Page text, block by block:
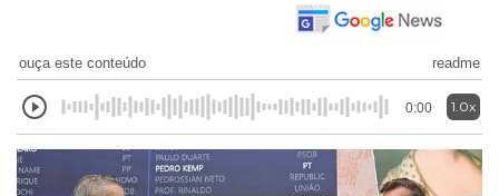
ouça este conteúdo readme
0:00 1.0x